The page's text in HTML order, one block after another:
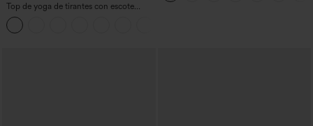
Top de yoga de tirantes con escote
redondo, fruncido y tacto fresco -
UPF50+